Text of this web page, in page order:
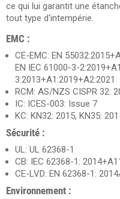
ce qui lui garantit une
tout type d'intempérie.
EMC :
CE-EMC: EN
EN IEC 61000-3-
3:2013+A1:2019+A2:2021
RCM: AS/NZS CISPR 32:
IC: ICES-003: Issue 7
KC: KN32: 2015, KN35:
Sécurité :
UL: UL 62368-1
CB: IEC 62368-1:
CE-LVD: EN 62368-1:
Environnement :